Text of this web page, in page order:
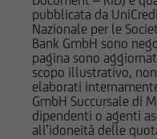
pubblicata da
Nazionale per le
Bank GmbH sono
pagina sono
scopo illustrativo,
elaborati
GmbH Succursale di
dipendenti o agenti
all’idoneità delle